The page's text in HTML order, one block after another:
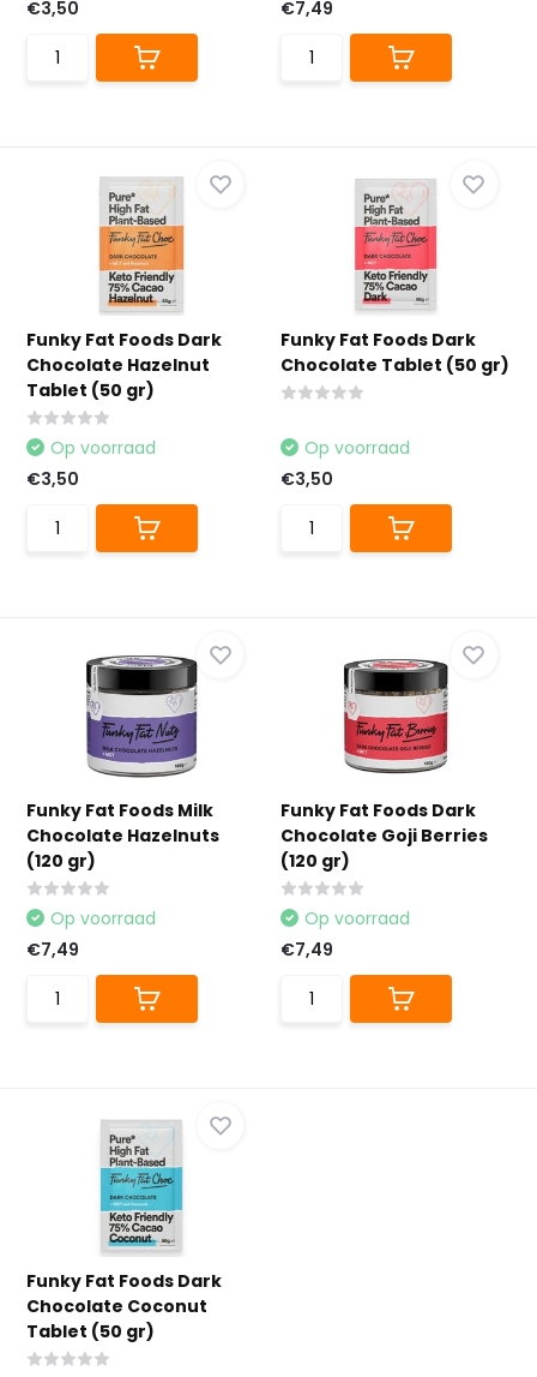
€3,50
€7,49
Funky Fat Foods Dark
Chocolate Hazelnut
Tablet (50 gr)
Op voorraad
€3,50
Funky Fat Foods Dark
Chocolate Tablet (50 gr)
Op voorraad
€3,50
Funky Fat Foods Milk
Chocolate Hazelnuts
(120 gr)
Op voorraad
€7,49
Funky Fat Foods Dark
Chocolate Goji Berries
(120 gr)
Op voorraad
€7,49
Funky Fat Foods Dark
Chocolate Coconut
Tablet (50 gr)